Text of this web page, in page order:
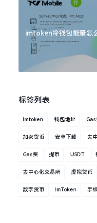
imtoken冷钱包能量怎
标签列表
Imtoken 钱包地址
加密货币 安卓下载 去
Gas费 提币 USDT
去中心化交易所 虚拟货币
数字货币 ImToken 手